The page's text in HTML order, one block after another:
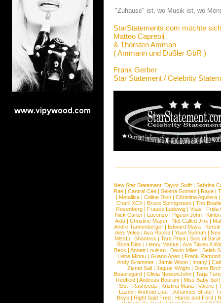
"Zuhause" ist, wo Musik ist, wo
StarStatements.com möchte
Matteo Capreoli
& Thorsten Amman
( Ammann und Düßler GbR )
Frank Gerber
Star Statement / Celebrity
New Star Statement: Taylor Swift | Sabrina
Rae |Central Cee |Selena Gomez |Raye |
| Metallica | Celine Dion | Christina Aguilera |
Charli XCX |Bruce Springsteen |The
Rosenberg | Frauke Ludowig | Vitas | Frida
Nick Carter | Lucenzo | Pigeon John |
Aida |Christine Mayer |Not Called Jinx |
Andre Tannenberger | Edward Maya |
Alex Velea | Ava Rocks | Youn Sunnah |
MissLi | Shonlock | Tara Priya | Sick of
Silvia Dias |Henry Maske |Ava Takes A
Beck |Annett Louisan |Devin Miles |Selah
Liebe Minou |Guano Apes |Frank Ramond
Andy Grammer |Jamie Woon | Imany |
Ziynet Sali |Jaguar Wright |Diane
Beauregard |Olivia NewtonJohn |Tarja
Redfield | Andreas Bourani | Miss Baby Sol
Slot | Rasheeda | Kristina Maria | Valerie |
Lazee | Android Lust | Johannes Strate |
Boys | Right Said Fred | Harris and Ford |